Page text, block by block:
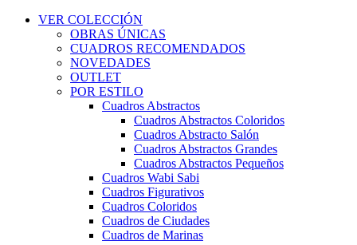
VER COLECCIÓN
OBRAS ÚNICAS
CUADROS RECOMENDADOS
NOVEDADES
OUTLET
POR ESTILO
Cuadros Abstractos
Cuadros Abstractos Coloridos
Cuadros Abstracto Salón
Cuadros Abstractos Grandes
Cuadros Abstractos Pequeños
Cuadros Wabi Sabi
Cuadros Figurativos
Cuadros Coloridos
Cuadros de Ciudades
Cuadros de Marinas